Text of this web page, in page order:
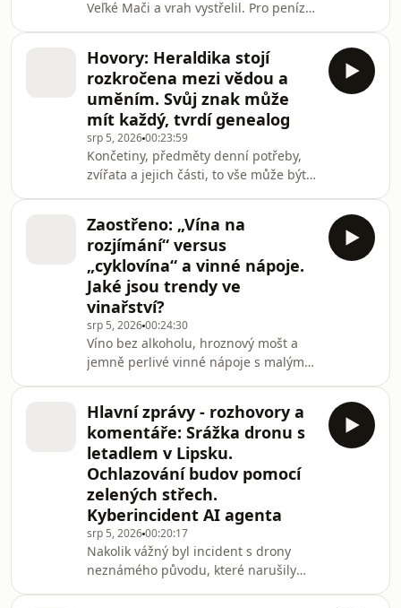
Veľké Mači a vrah vystřelil. Pro peníze
hýbe děním na Slovensku. Přinášíme
čtvrtou epizodu četby o vraždě Jána
Kuciaka a Martiny Kušnírové.
Autorkou knihy Vražda Jána a Martiny:
Vyšetřování (Ringier Slovakia Media,
2024), ze které výňatky pocházejí, je
slovenská novinářka Laura Kellö Kali
Hovory: Heraldika stojí
rozkročena mezi vědou a
uměním. Svůj znak může
mít každý, tvrdí genealog
srp 5, 202600:23:59
Končetiny, předměty denní potřeby,
zvířata a jejich části, to vše může být
„Kdo v heraldice hledá tajemství nebo
romantiku, najde je. A kdo v ní hledá
pomocnou vědu historickou, najde ji
také,“ říká mluvčí Charity Česká
republika, heraldický kreslíř, genealog
a autor několika znaků Jan Oulík.
Zaostřeno: „Vína na
rozjímání“ versus
„cyklovína“ a vinné nápoje.
Jaké jsou trendy ve
vinařství?
srp 5, 202600:24:30
Víno bez alkoholu, hroznový mošt a
jemně perlivé vinné nápoje s malým
okrajovou záležitostí, dnes požaduje
stále více zákazníků, hlavně mladší
generace. Většina vinařství proto tyto
produkty zařazuje do své nabídky. Ke
zmapování trhu přistoupilo i Národní
vinařské centrum.
Hlavní zprávy - rozhovory a
komentáře: Srážka dronu s
letadlem v Lipsku.
Ochlazování budov pomocí
zelených střech.
Kyberincident AI agenta
srp 5, 202600:20:17
Nakolik vážný byl incident s drony
neznámého původu, které narušily